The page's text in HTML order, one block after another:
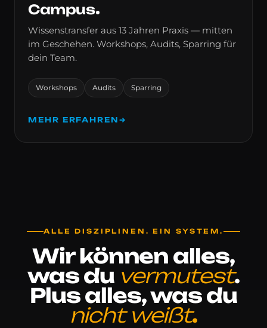
Campus
Wissenstransfer aus 13 Jahren Praxis — mitten
im Geschehen. Workshops, Audits, Sparring für
dein Team.
Workshops Audits Sparring
MEHR ERFAHREN →
ALLE DISZIPLINEN. EIN SYSTEM.
Wir können alles,
wasdu vermutest.
Plus alles, wasdu
nicht weißt.